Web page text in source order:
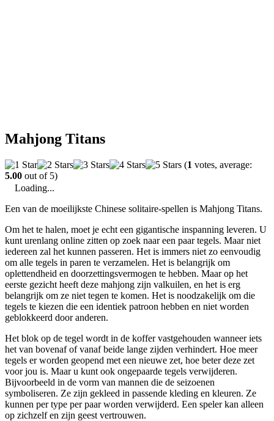
Mahjong Titans
(1 votes, average:
5.00 out of 5)
Loading...
Een van de moeilijkste Chinese solitaire-spellen is Mahjong Titans.
Om het te halen, moet je echt een gigantische inspanning leveren. U
kunt urenlang online zitten op zoek naar een paar tegels. Maar niet
iedereen zal het kunnen passeren. Het is immers niet zo eenvoudig
om alle tegels in paren te verzamelen. Het is belangrijk om
oplettendheid en doorzettingsvermogen te hebben. Maar op het
eerste gezicht heeft deze mahjong zijn valkuilen, en het is erg
belangrijk om ze niet tegen te komen. Het is noodzakelijk om die
tegels te kiezen die een identiek patroon hebben en niet worden
geblokkeerd door anderen.
Het blok op de tegel wordt in de koffer vastgehouden wanneer iets
het van bovenaf of vanaf beide lange zijden verhindert. Hoe meer
tegels er worden geopend met een nieuwe zet, hoe beter deze zet
voor jou is. Maar u kunt ook ongepaarde tegels verwijderen.
Bijvoorbeeld in de vorm van mannen die de seizoenen
symboliseren. Ze zijn gekleed in passende kleding en kleuren. Ze
kunnen per type per paar worden verwijderd. Een speler kan alleen
op zichzelf en zijn geest vertrouwen.